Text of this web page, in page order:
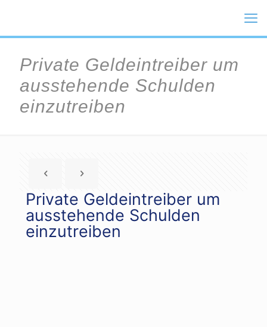
Private Geldeintreiber um
ausstehende Schulden
einzutreiben
Private Geldeintreiber um
ausstehende Schulden
einzutreiben